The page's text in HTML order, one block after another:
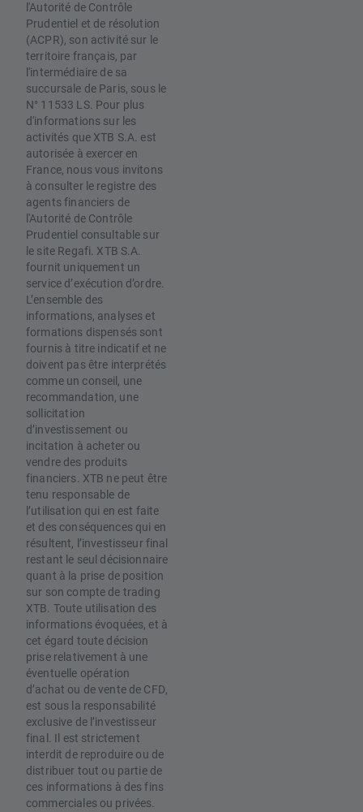
l'Autorité de Contrôle
Prudentiel et de résolution
(ACPR), son activité sur le
territoire français, par
l'intermédiaire de sa
succursale de Paris, sous le
N° 11533 LS. Pour plus
d'informations sur les
activités que XTB S.A. est
autorisée à exercer en
France, nous vous invitons
à consulter le registre des
agents financiers de
l'Autorité de Contrôle
Prudentiel consultable sur
le site Regafi. XTB S.A.
fournit uniquement un
service d’exécution d’ordre.
L’ensemble des
informations, analyses et
formations dispensés sont
fournis à titre indicatif et ne
doivent pas être interprétés
comme un conseil, une
recommandation, une
sollicitation
d’investissement ou
incitation à acheter ou
vendre des produits
financiers. XTB ne peut être
tenu responsable de
l’utilisation qui en est faite
et des conséquences qui en
résultent, l’investisseur final
restant le seul décisionnaire
quant à la prise de position
sur son compte de trading
XTB. Toute utilisation des
informations évoquées, et à
cet égard toute décision
prise relativement à une
éventuelle opération
d’achat ou de vente de CFD,
est sous la responsabilité
exclusive de l’investisseur
final. Il est strictement
interdit de reproduire ou de
distribuer tout ou partie de
ces informations à des fins
commerciales ou privées.